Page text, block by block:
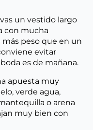
un vestido largo
con mucha
peso que en un
evitar
es de mañana.
apuesta muy
verde agua,
o arena
muy bien con